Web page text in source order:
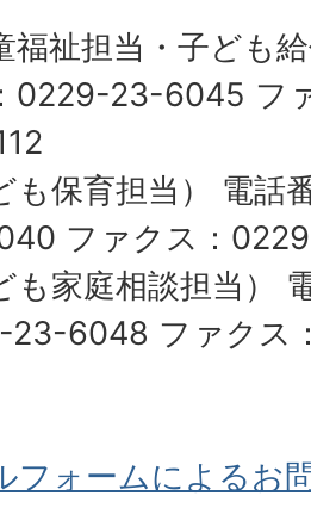
福祉担当・子ども
0229-23-6045 フ
も保育担当） 電話
ファクス：
も家庭相談担当）
23-6048 ファクス
フォームによるお